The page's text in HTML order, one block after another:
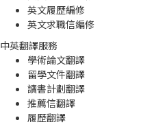
英文履歷編修
英文求職信編修
中英翻譯服務
學術論文翻譯
留學文件翻譯
讀書計劃翻譯
推薦信翻譯
履歷翻譯